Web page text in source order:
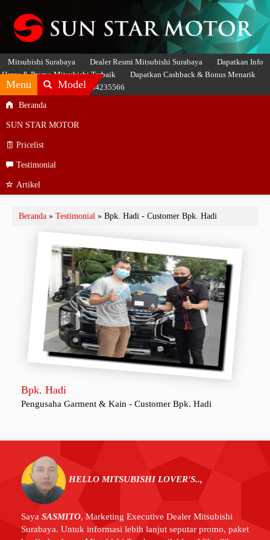
Mitsubishi Surabaya Dealer Resmi Mitsubishi Surabaya
Dapatkan Info
Harga & Promo Mitsubishi Terbaik
Dapatkan Cashback & Bonus Menarik
Hubungi SASMITO 081234235566
Menu Model
Beranda
SUN STAR MOTOR
Pricelist
Testimonial
Artikel
Beranda » Testimonial » Bpk. Hadi - Customer Bpk. Hadi
Bpk. Hadi
Pengusaha Garment & Kain - Customer Bpk. Hadi
HELLO MITSUBISHI LOVER'S..,
Saya SASMITO, Marketing Executive Dealer Mitsubishi
Surabaya. Untuk informasi lebih lanjut seputar promo, paket